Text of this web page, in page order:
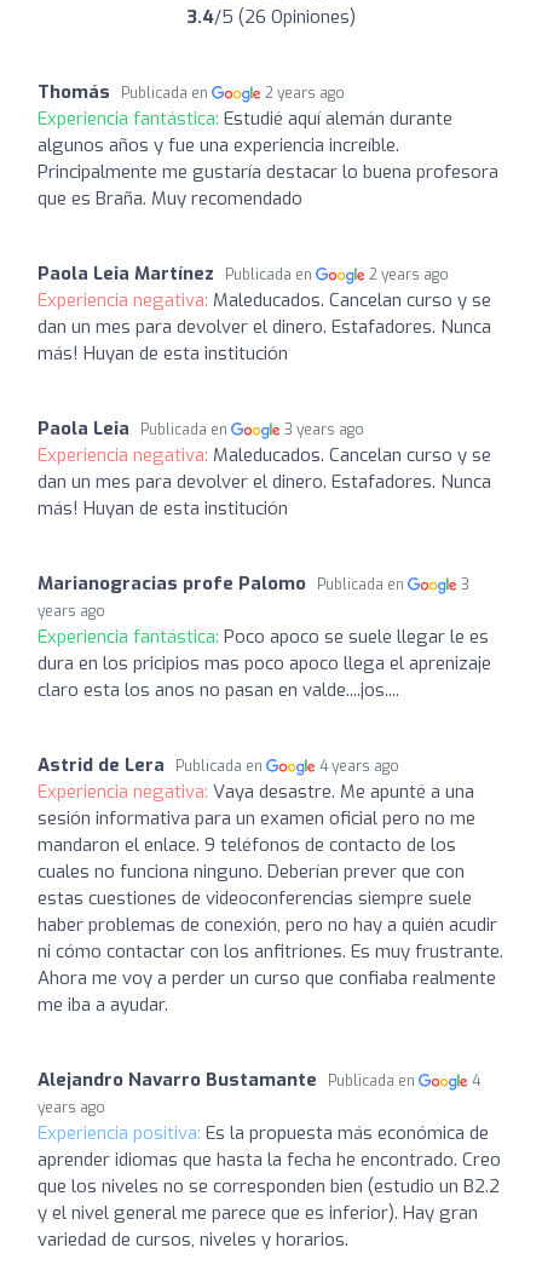
3.4/5 (26 Opiniones)
Thomás Publicada en 2 years ago
Experiencia fantástica: Estudié aquí alemán durante
algunos años y fue una experiencia increíble.
Principalmente me gustaría destacar lo buena profesora
que es Braña. Muy recomendado
Paola Leia Martínez Publicada en 2 years ago
Experiencia negativa: Maleducados. Cancelan curso y se
dan un mes para devolver el dinero. Estafadores. Nunca
más! Huyan de esta institución
Paola Leia Publicada en 3 years ago
Experiencia negativa: Maleducados. Cancelan curso y se
dan un mes para devolver el dinero. Estafadores. Nunca
más! Huyan de esta institución
Marianogracias profe Palomo Publicada en
3
years ago
Experiencia fantástica: Poco apoco se suele llegar le es
dura en los pricipios mas poco apoco llega el aprenizaje
claro esta los anos no pasan en valde....jos....
Astrid de Lera Publicada en 4 years ago
Experiencia negativa: Vaya desastre. Me apunté a una
sesión informativa para un examen oficial pero no me
mandaron el enlace. 9 teléfonos de contacto de los
cuales no funciona ninguno. Deberían prever que con
estas cuestiones de videoconferencias siempre suele
haber problemas de conexión, pero no hay a quién acudir
ni cómo contactar con los anfitriones. Es muy frustrante.
Ahora me voy a perder un curso que confiaba realmente
me iba a ayudar.
Alejandro Navarro Bustamante Publicada en
4
years ago
Experiencia positiva: Es la propuesta más económica de
aprender idiomas que hasta la fecha he encontrado. Creo
que los niveles no se corresponden bien (estudio un B2.2
y el nivel general me parece que es inferior). Hay gran
variedad de cursos, niveles y horarios.